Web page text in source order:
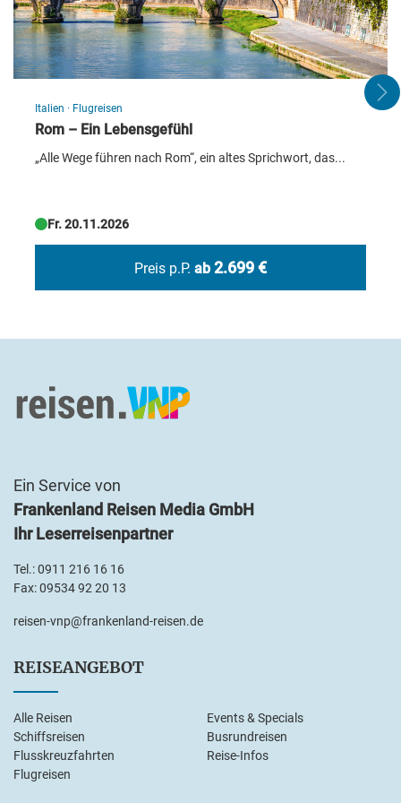
Bildquelle: TUI Cruises
umfangreiches Sport- und Gesundheitsangebot sowie zahlreiche
Ausflugsmöglichkeiten runden das Programm ab. Kommen Sie
an Bord und fühlen Sie sich wohl!
Italien · Flugreisen
Rom – Ein Lebensgefühl
„Alle Wege führen nach Rom“, ein altes Sprichwort, das...
Fr. 20.11.2026
Preis p.P. ab 2.699 €
Ein Service von
Frankenland Reisen Media GmbH
Ihr Leserreisenpartner
Tel.:0911 216 16 16
Fax: 09534 92 20 13
reisen-vnp@frankenland-reisen.de
REISEANGEBOT
Alle Reisen
Schiffsreisen
Flusskreuzfahrten
Flugreisen
Events & Specials
Busrundreisen
Reise-Infos